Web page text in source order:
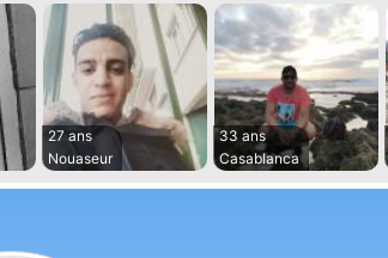
27 ans
Nouaseur
33 ans
Casablanca